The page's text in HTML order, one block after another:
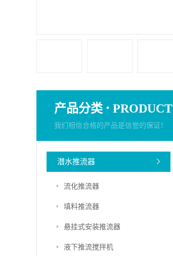
产品分类 · PRODUCT
我们相信合格的产品是信誉的保证！
潜水推流器
流化推流器
填料推流器
悬挂式安装推流器
液下推流搅拌机